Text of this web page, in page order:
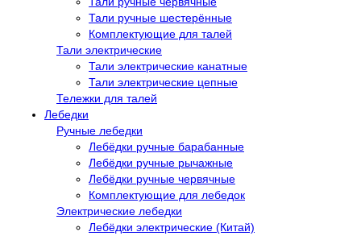
Тали ручные шестерённые
Комплектующие для талей
Тали электрические
Тали электрические канатные
Тали электрические цепные
Тележки для талей
Лебедки
Ручные лебедки
Лебёдки ручные барабанные
Лебёдки ручные рычажные
Лебёдки ручные червячные
Комплектующие для лебедок
Электрические лебедки
Лебёдки электрические (Китай)